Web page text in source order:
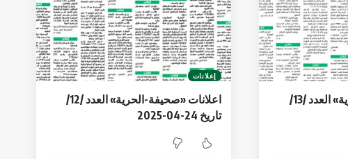
اعلانات «صحيفة-الحرية» العدد /13/
إعلانات
اعلانات «صحيفة-الحرية» العدد /12/
تاريخ 24-04-2025